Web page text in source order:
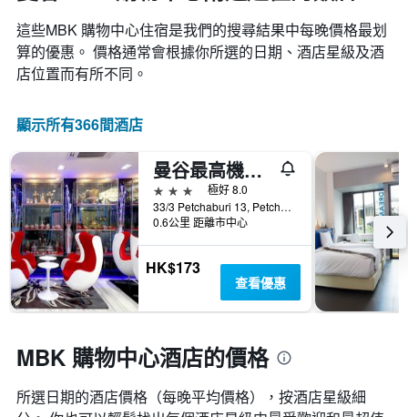
這些MBK 購物中心​住宿是我們的搜尋結果中每晚價格最划
算的優惠。 價格通常會根據你所選的日期、酒店星級及酒
店位置而有所不同。
顯示所有366間酒店
曼谷最高機場線酒店
3星級
極好 8.0
33/3 Petchaburi 13, Petchaburi Rd, 曼谷, 泰國
0.6公里 距離市中心
HK$173
查看優惠
MBK 購物中心酒店的價格
所選日期的酒店價格（每晚平均價格），按酒店星級細